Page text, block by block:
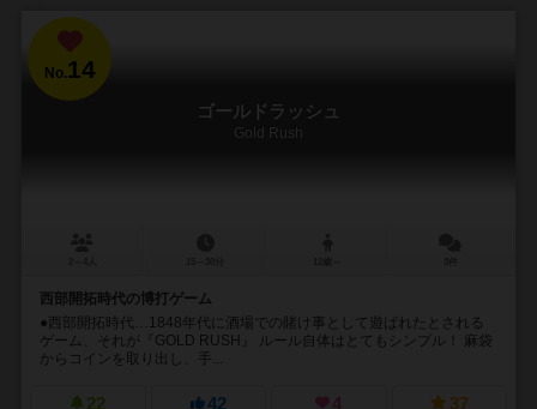
No.14
ゴールドラッシュ
Gold Rush
西部開拓時代の博打ゲーム
●西部開拓時代…1848年代に酒場での賭け事として遊ばれたとされる
ゲーム、それが『GOLD RUSH』 ルール自体はとてもシンプル！ 麻袋
からコインを取り出し、手...
22 42 4 37